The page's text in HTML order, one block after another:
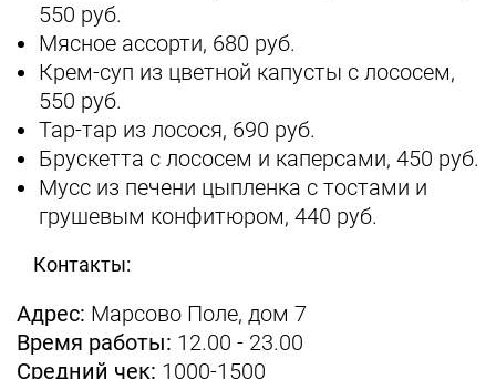
550 руб.
Мясное ассорти, 680 руб.
Крем-суп из цветной капусты c лососем,
550 руб.
Тар-тар из лосося, 690 руб.
Брускетта с лососем и каперсами, 450 руб.
Мусс из печени цыпленка с тостами и
грушевым конфитюром, 440 руб.
Контакты:
Адрес: Марсово Поле, дом 7
Время работы: 12.00 - 23.00
Средний чек: 1000-1500